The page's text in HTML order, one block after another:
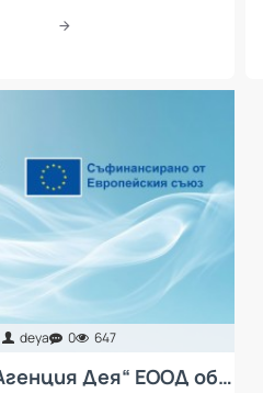
deya 0 647
„Рекламна Агенция Дея“ ЕООД обявява процедура за избор на изпълнител с предмет „Доставка и монтаж на колективни предпазни средства за защита от неблагоприятен микроклимат за работещите в „Рекламна Агенция Дея“ ЕООД - въздухопречистватели“